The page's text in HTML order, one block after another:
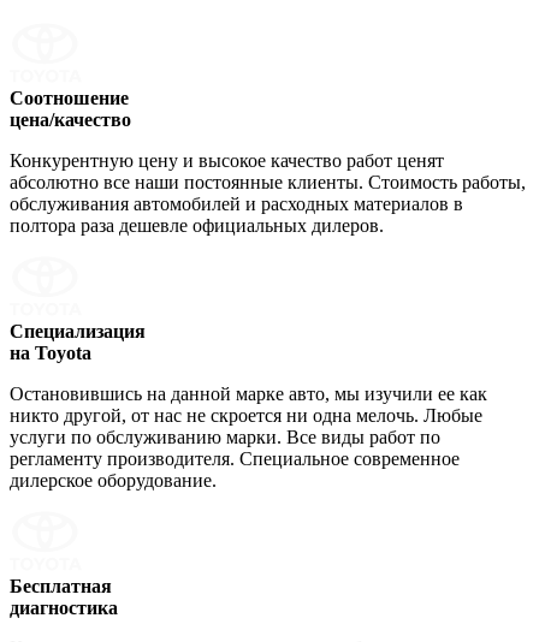
Соотношение
цена/качество
Конкурентную цену и высокое качество работ ценят
абсолютно все наши постоянные клиенты. Стоимость работы,
обслуживания автомобилей и расходных материалов в
полтора раза дешевле официальных дилеров.
Специализация
на Toyota
Остановившись на данной марке авто, мы изучили ее как
никто другой, от нас не скроется ни одна мелочь. Любые
услуги по обслуживанию марки. Все виды работ по
регламенту производителя. Специальное современное
дилерское оборудование.
Бесплатная
диагностика